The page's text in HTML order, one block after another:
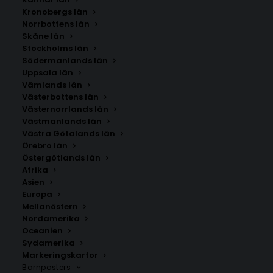
Kronobergs län
Norrbottens län
Skåne län
Stockholms län
Södermanlands län
Uppsala län
Vämlands län
Västerbottens län
Västernorrlands län
Västmanlands län
Västra Götalands län
Örebro län
Östergötlands län
Afrika
Asien
Europa
Mellanöstern
Nordamerika
Oceanien
Sydamerika
Markeringskartor
Barnposters
Olivolja Poster
Storlek
229.00kr
Förvandla ditt kök med vår Olivolja Poster. Perfekt för
en rustik och skandinavisk köksdesign. Finns i fyra
storlekar för flexibel inredning.